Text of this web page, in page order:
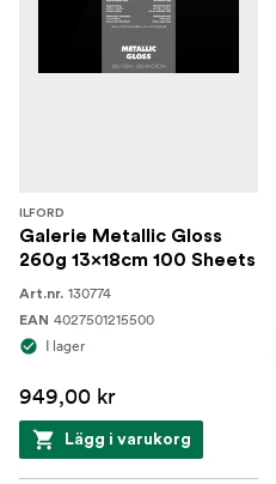
ILFORD
Galerie Metallic Gloss
260g 13x18cm 100 Sheets
Art.nr. 130774
EAN 4027501215500
I lager
949,00 kr
Lägg i varukorg